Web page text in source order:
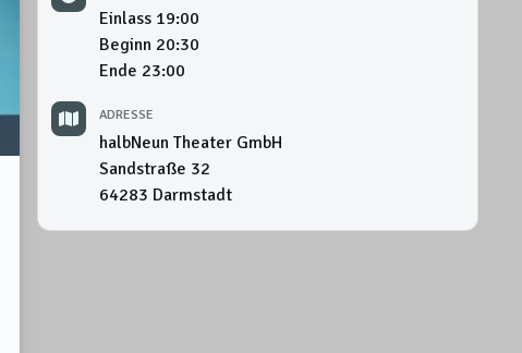
Einlass 19:00
Beginn 20:30
Ende 23:00
ADRESSE
halbNeun Theater GmbH
Sandstraße 32
64283 Darmstadt